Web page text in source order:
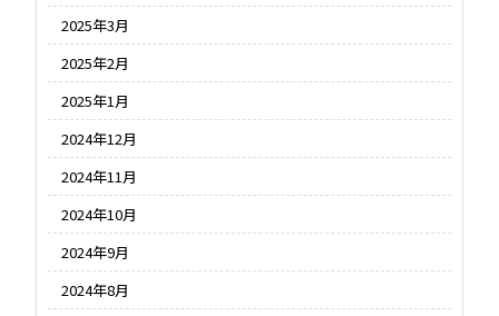
2025年3月
2025年2月
2025年1月
2024年12月
2024年11月
2024年10月
2024年9月
2024年8月